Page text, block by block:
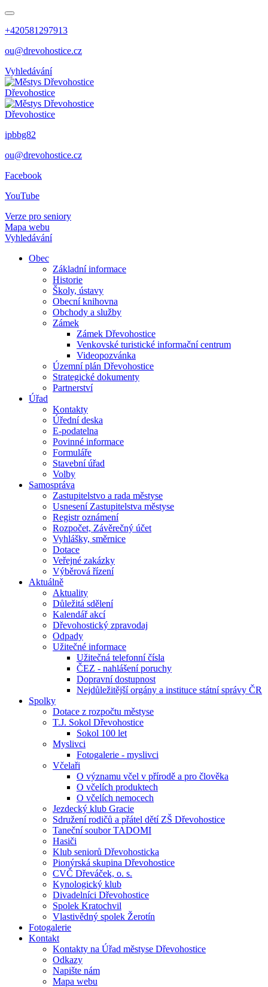
+420581297913
ou@drevohostice.cz
Vyhledávání
Dřevohostice
Dřevohostice
ipbbg82
ou@drevohostice.cz
Facebook
YouTube
Verze pro seniory
Mapa webu
Vyhledávání
Obec
Základní informace
Historie
Školy, ústavy
Obecní knihovna
Obchody a služby
Zámek
Zámek Dřevohostice
Venkovské turistické informační centrum
Videopozvánka
Územní plán Dřevohostice
Strategické dokumenty
Partnerství
Úřad
Kontakty
Úřední deska
E-podatelna
Povinné informace
Formuláře
Stavební úřad
Volby
Samospráva
Zastupitelstvo a rada městyse
Usnesení Zastupitelstva městyse
Registr oznámení
Rozpočet, Závěrečný účet
Vyhlášky, směrnice
Dotace
Veřejné zakázky
Výběrová řízení
Aktuálně
Aktuality
Důležitá sdělení
Kalendář akcí
Dřevohostický zpravodaj
Odpady
Užitečné informace
Užitečná telefonní čísla
ČEZ - nahlášení poruchy
Dopravní dostupnost
Nejdůležitější orgány a instituce státní správy ČR
Spolky
Dotace z rozpočtu městyse
T.J. Sokol Dřevohostice
Sokol 100 let
Myslivci
Fotogalerie - myslivci
Včelaři
O významu včel v přírodě a pro člověka
O včelích produktech
O včelích nemocech
Jezdecký klub Gracie
Sdružení rodičů a přátel dětí ZŠ Dřevohostice
Taneční soubor TADOMI
Hasiči
Klub seniorů Dřevohosticka
Pionýrská skupina Dřevohostice
CVČ Dřeváček, o. s.
Kynologický klub
Divadelníci Dřevohostice
Spolek Kratochvil
Vlastivědný spolek Žerotín
Fotogalerie
Kontakt
Kontakty na Úřad městyse Dřevohostice
Odkazy
Napište nám
Mapa webu